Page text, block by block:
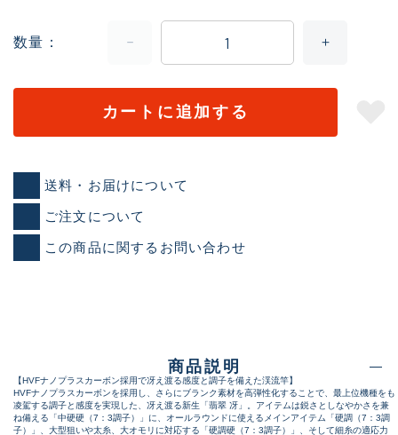
数量
カートに追加する
送料・お届けについて
ご注文について
この商品に関するお問い合わせ
商品説明
【HVFナノプラスカーボン採用で冴え渡る感度と調子を備えた渓流竿】
HVFナノプラスカーボンを採用し、さらにブランク素材を高弾性化することで、最上位機種をも
凌駕する調子と感度を実現した、冴え渡る新生「翡翠 冴」。アイテムは鋭さとしなやかさを兼
ね備える「中硬硬（7：3調子）」に、オールラウンドに使えるメインアイテム「硬調（7：3調
子）」、大型狙いや太糸、大オモリに対応する「硬調硬（7：3調子）」、そして細糸の適応力